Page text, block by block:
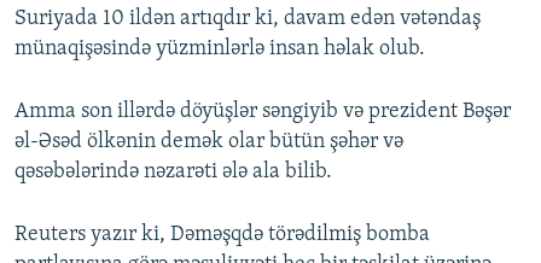
Suriyada 10 ildən artıqdır ki, davam edən vətəndaş
münaqişəsində yüzminlərlə insan həlak olub.
Amma son illərdə döyüşlər səngiyib və prezident Bəşər
əl-Əsəd ölkənin demək olar bütün şəhər və
qəsəbələrində nəzarəti ələ ala bilib.
Reuters yazır ki, Dəməşqdə törədilmiş bomba